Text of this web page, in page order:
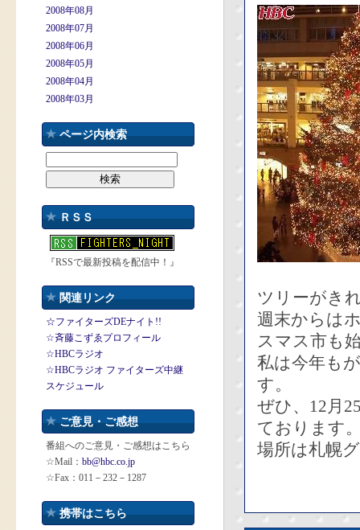
2008年08月
2008年07月
2008年06月
2008年05月
2008年04月
2008年03月
ページ内検索
ＲＳＳ
『RSSで最新投稿を配信中！』
関連リンク
☆ファイターズDEナイト!!
☆斉藤こずゑプロフィール
☆HBCラジオ
☆HBCラジオ ファイターズ中継
スケジュール
ご意見・ご感想
番組へのご意見・ご感想はこちら
☆Mail： bb@hbc.co.jp
☆Fax：011－232－1287
携帯はこちら
ツリーがき
週末からは
スマス市も
私は今年も
す。
ぜひ、12月
ております
場所は札幌